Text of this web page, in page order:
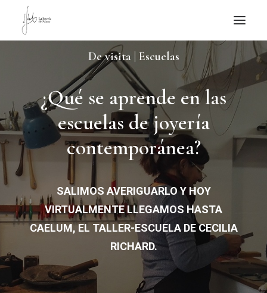
NOTICIAS DE JOYERÍA CONTEMPORÁNEA
NOVEDADES
DE VISITA
APUNTES
QUIÉN SOY
De visita | Escuelas
¿Qué se aprende en las
escuelas de joyería
contemporánea?
SALIMOS AVERIGUARLO Y HOY
VIRTUALMENTE LLEGAMOS HASTA
CAELUM, EL TALLER-ESCUELA DE CECILIA
RICHARD.